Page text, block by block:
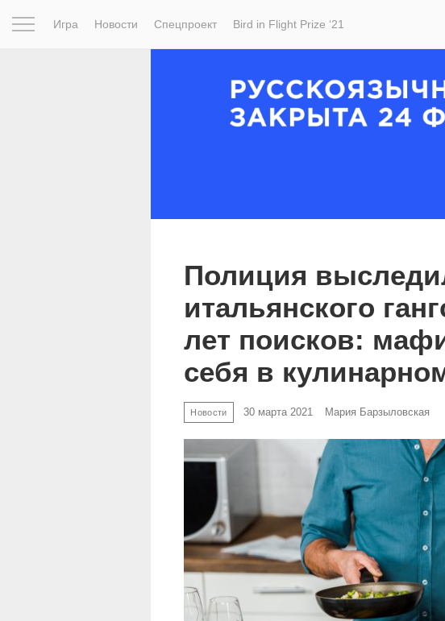
Игра Новости Спецпроект Bird in Flight Prize ‘21
Полиция
итальянского
лет поисков:
себя в
Новости 30 марта 2021 Мария Барзыловская